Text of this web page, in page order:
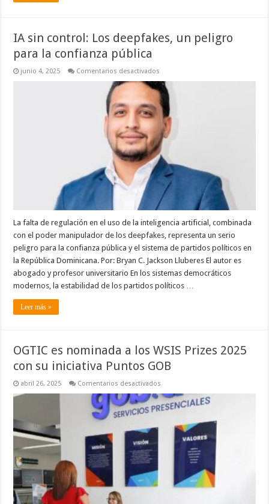
IA sin control: Los deepfakes, un peligro
para la confianza pública
junio 4, 2025 Comentarios desactivados
sin
control:
deepfakes,
un
peligro
para
la
confianza
pública
La falta de regulación en el uso de la inteligencia artificial, combinada
con el poder manipulador de los deepfakes, representa un serio
peligro para la confianza pública y el sistema de partidos políticos en
la República Dominicana. Por: Bryan C. Jackson Lluberes El autor es
abogado y profesor universitario En los sistemas democráticos
modernos, la estabilidad de los partidos políticos …
Leer más »
OGTIC es nominada a los WSIS Prizes 2025
con su iniciativa Puntos GOB
abril 26, 2025 Comentarios desactivados
es
nominada
WSIS
GOB